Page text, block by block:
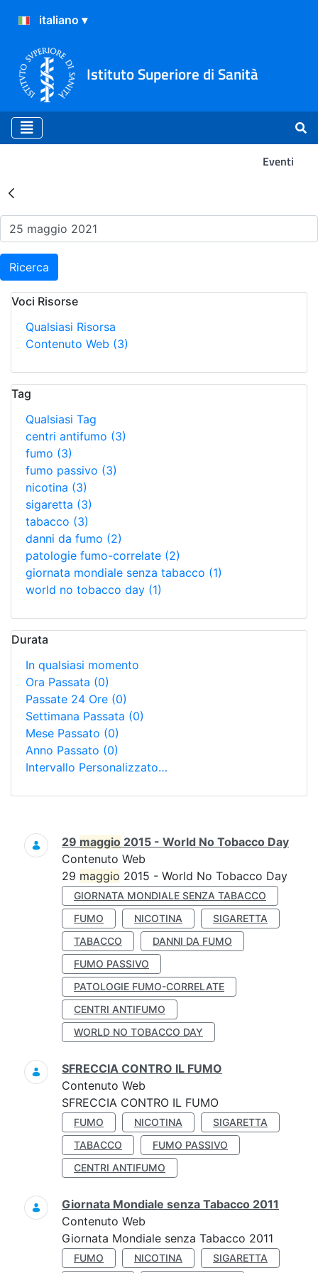
Istituto Superiore di Sanità
Eventi
Risultati della Ricerca -
Ricerca
Voci Risorse
Qualsiasi Risorsa
Contenuto Web (3)
Tag
Qualsiasi Tag
centri antifumo (3)
fumo (3)
fumo passivo (3)
nicotina (3)
sigaretta (3)
tabacco (3)
danni da fumo (2)
patologie fumo-correlate (2)
giornata mondiale senza tabacco (1)
world no tobacco day (1)
Durata
In qualsiasi momento
Ora Passata (0)
Passate 24 Ore (0)
Settimana Passata (0)
Mese Passato (0)
Anno Passato (0)
Intervallo Personalizzato…
Ricerca
29 maggio 2015 - World No Tobacco Day
Contenuto Web
29 maggio 2015 - World No Tobacco Day
GIORNATA MONDIALE SENZA TABACCO
FUMO
NICOTINA
SIGARETTA
TABACCO
DANNI DA FUMO
FUMO PASSIVO
PATOLOGIE FUMO-CORRELATE
CENTRI ANTIFUMO
WORLD NO TOBACCO DAY
SFRECCIA CONTRO IL FUMO
Contenuto Web
SFRECCIA CONTRO IL FUMO
FUMO NICOTINA
SIGARETTA
TABACCO
FUMO PASSIVO
CENTRI ANTIFUMO
Giornata Mondiale senza Tabacco 2011
Contenuto Web
Giornata Mondiale senza Tabacco 2011
FUMO NICOTINA SIGARETTA